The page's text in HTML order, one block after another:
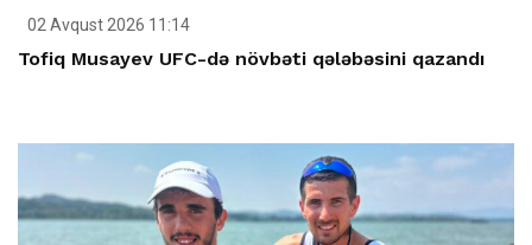
02 Avqust 2026 11:14
Tofiq Musayev UFC-də növbəti qələbəsini qazandı